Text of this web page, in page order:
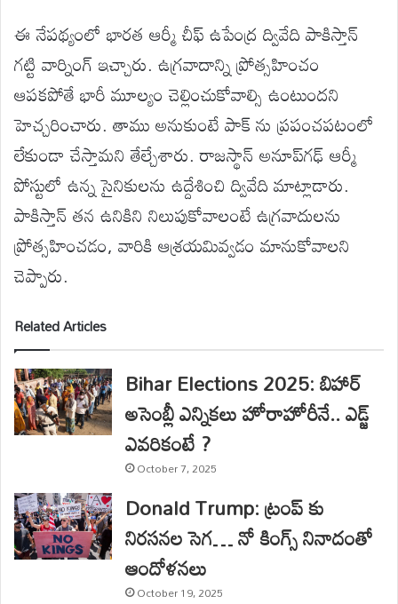
ఈ నేపథ్యంలో భారత ఆర్మీ చీఫ్ ఉపేంద్ర ద్వివేది పాకిస్తాన్
గట్టి వార్నింగ్ ఇచ్చారు. ఉగ్రవాదాన్ని ప్రోత్సహించం
ఆపకపోతే భారీ మూల్యం చెల్లించుకోవాల్సి ఉంటుందని
హెచ్చరించారు. తాము అనుకుంటే పాక్ ను ప్రపంచపటంలో
లేకుండా చేస్తామని తేల్చేశారు. రాజస్థాన్‌ అనూప్‌గఢ్‌ ఆర్మీ
పోస్టులో ఉన్న సైనికులను ఉద్దేశించి ద్వివేది మాట్లాడారు.
పాకిస్తాన్ తన ఉనికిని నిలుపుకోవాలంటే ఉగ్రవాదులను
ప్రోత్సహించడం, వారికి ఆశ్రయమివ్వడం మానుకోవాలని
చెప్పారు.
Related Articles
Bihar Elections 2025: బిహార్
అసెంబ్లీ ఎన్నికలు హోరాహోరీనే.. ఎడ్జ్
ఎవరికంటే ?
October 7, 2025
Donald Trump: ట్రంప్ కు
నిరసనల సెగ… నో కింగ్స్ నినాదంతో
ఆందోళనలు
October 19, 2025